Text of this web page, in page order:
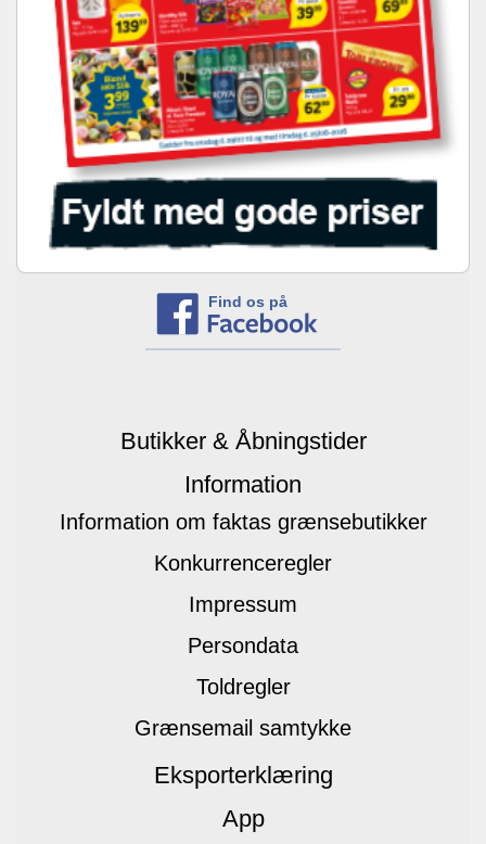
Find os på
Butikker & Åbningstider
Information
Information om faktas grænsebutikker
Konkurrenceregler
Impressum
Persondata
Toldregler
Grænsemail samtykke
Eksporterklæring
App